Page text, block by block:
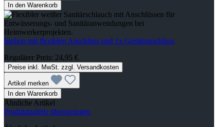
In den Warenkorb
Siphon mit flexiblen Anschluss und 1x Geräteanschluss
Regulärer Preis: 24,95 €
Preise inkl. MwSt. zzgl. Versandkosten
Artikel merken
In den Warenkorb
Ähnliche Artikel
Produktgalerie überspringen